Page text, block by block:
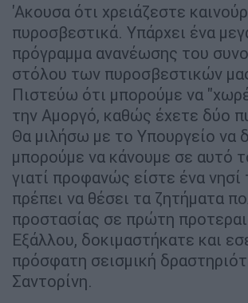
'Ακουσα ότι χρειάζεστε
πυροσβεστικά. Υπάρχει ένα
πρόγραμμα ανανέωσης του
στόλου των πυροσβεστικών
Πιστεύω ότι μπορούμε να
την Αμοργό, καθώς έχετε δύο
Θα μιλήσω με το Υπουργείο να
μπορούμε να κάνουμε σε αυτό
γιατί προφανώς είστε ένα νησί
πρέπει να θέσει τα ζητήματα
προστασίας σε πρώτη
Εξάλλου, δοκιμαστήκατε και
πρόσφατη σεισμική
Σαντορίνη.